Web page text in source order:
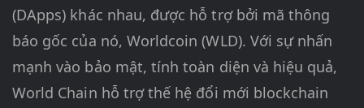
(DApps) khác nhau, được hỗ trợ bởi mã thông
báo gốc của nó, Worldcoin (WLD). Với sự nhấn
mạnh vào bảo mật, tính toàn diện và hiệu quả,
World Chain hỗ trợ thế hệ đổi mới blockchain